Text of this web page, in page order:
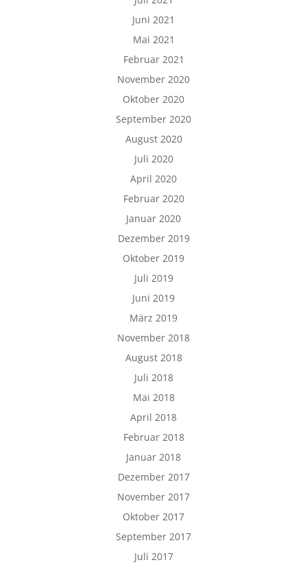
Juni 2021
Mai 2021
Februar 2021
November 2020
Oktober 2020
September 2020
August 2020
Juli 2020
April 2020
Februar 2020
Januar 2020
Dezember 2019
Oktober 2019
Juli 2019
Juni 2019
März 2019
November 2018
August 2018
Juli 2018
Mai 2018
April 2018
Februar 2018
Januar 2018
Dezember 2017
November 2017
Oktober 2017
September 2017
Juli 2017